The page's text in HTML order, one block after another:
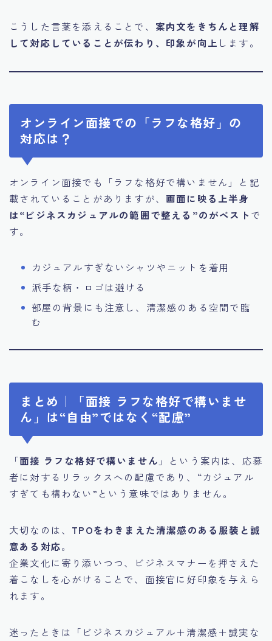
こうした言葉を添えることで、 案内文をきちんと理解
して対応していることが伝わり、印象が向上 します。
オンライン面接での「ラフな格好」の
対応は？
オンライン面接でも「ラフな格好で構いません」と記
載されていることがありますが、 画面に映る上半身
は“ビジネスカジュアルの範囲で整える”のがベスト で
す。
カジュアルすぎないシャツやニットを着用
派手な柄・ロゴは避ける
部屋の背景にも注意し、清潔感のある空間で臨
む
まとめ｜「面接 ラフな格好で構いませ
ん」は“自由”ではなく“配慮”
「面接 ラフな格好で構いません 」という案内は、応募
者に対するリラックスへの配慮であり、“カジュアル
すぎても構わない”という意味ではありません。
大切なのは、 TPOをわきまえた清潔感のある服装と誠
意ある対応。
企業文化に寄り添いつつ、ビジネスマナーを押さえた
着こなしを心がけることで、面接官に好印象を与えら
れます。
迷ったときは「ビジネスカジュアル＋清潔感＋誠実な